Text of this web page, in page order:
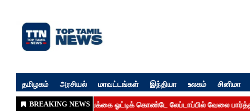
தமிழகம் அரசியல் மாவட்டங்கள் இந்தியா உலகம் சினிமா